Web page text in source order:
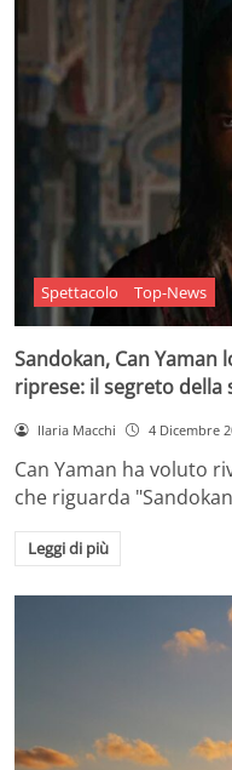
Spettacolo Top-News
Sandokan, Can
riprese: il segreto della
Ilaria Macchi 4 Dicembre
Can Yaman ha voluto
che riguarda
Leggi di più